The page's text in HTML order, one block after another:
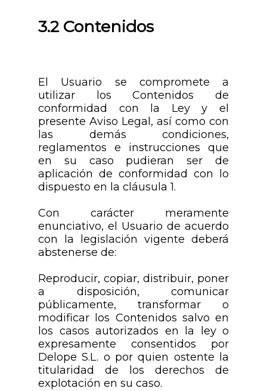
3.2 Contenidos
El Usuario se compromete a
utilizar los Contenidos de
conformidad con la Ley y el
presente Aviso Legal, así como con
las demás condiciones,
reglamentos e instrucciones que
en su caso pudieran ser de
aplicación de conformidad con lo
dispuesto en la cláusula 1.
Con carácter meramente
enunciativo, el Usuario de acuerdo
con la legislación vigente deberá
abstenerse de:
Reproducir, copiar, distribuir, poner
a disposición, comunicar
públicamente, transformar o
modificar los Contenidos salvo en
los casos autorizados en la ley o
expresamente consentidos por
Delope S.L. o por quien ostente la
titularidad de los derechos de
explotación en su caso.